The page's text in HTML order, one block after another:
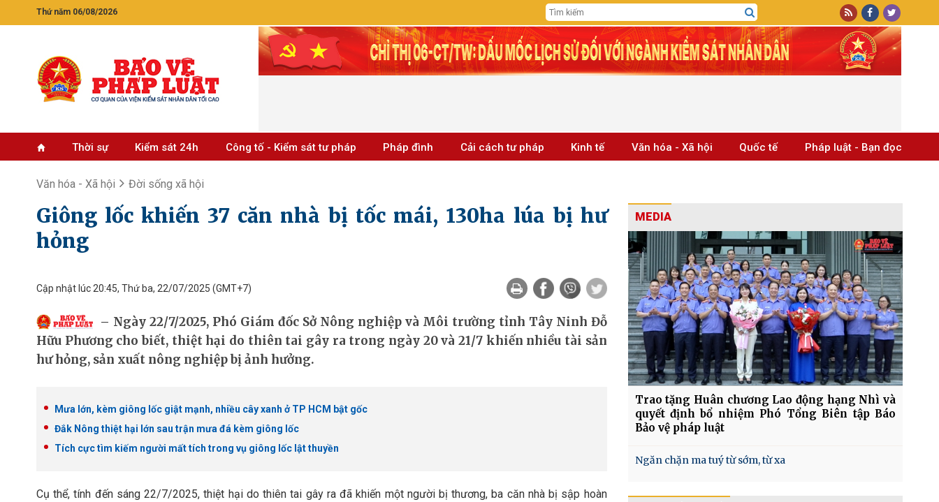
Thứ năm 06/08/2026
Thời sự Kiểm sát 24h Công tố - Kiểm sát tư pháp Pháp đình Cải cách tư pháp Kinh tế Văn hóa - Xã hội Quốc tế Pháp luật - Bạn đọc
Văn hóa - Xã hội Đời sống xã hội
Giông lốc khiến 37 căn nhà bị tốc mái, 130ha lúa bị hư
hỏng
Cập nhật lúc 20:45, Thứ ba, 22/07/2025 (GMT+7)
Ngày 22/7/2025, Phó Giám đốc Sở Nông nghiệp và Môi trường tỉnh Tây Ninh Đỗ
Hữu Phương cho biết, thiệt hại do thiên tai gây ra trong ngày 20 và 21/7 khiến nhiều tài sản
hư hỏng, sản xuất nông nghiệp bị ảnh hưởng.
Mưa lớn, kèm giông lốc giật mạnh, nhiều cây xanh ở TP HCM bật gốc
Đắk Nông thiệt hại lớn sau trận mưa đá kèm giông lốc
Tích cực tìm kiếm người mất tích trong vụ giông lốc lật thuyền
Cụ thể, tính đến sáng 22/7/2025, thiệt hại do thiên tai gây ra đã khiến một người bị thương, ba căn nhà bị sập hoàn
MEDIA
Trao tặng Huân chương Lao động hạng Nhì và
quyết định bổ nhiệm Phó Tổng Biên tập Báo
Bảo vệ pháp luật
Ngăn chặn ma tuý từ sớm, từ xa